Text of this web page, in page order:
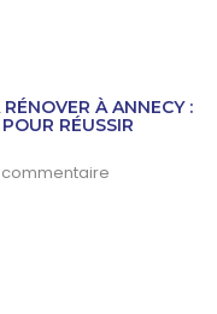
À ANNECY :
RÉUSSIR